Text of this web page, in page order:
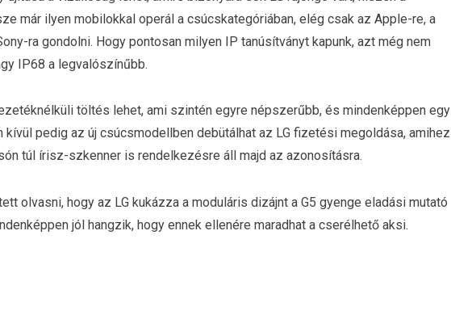
már ilyen mobilokkal operál a csúcskategóriában, elég csak az Apple-re, a
ra gondolni. Hogy pontosan milyen IP tanúsítványt kapunk, azt még nem
IP68 a legvalószínűbb.
töltés lehet, ami szintén egyre népszerűbb, és mindenképpen egy
kívül pedig az új csúcsmodellben debütálhat az LG fizetési megoldása, amihez
túl írisz-szkenner is rendelkezésre áll majd az azonosításra.
olvasni, hogy az LG kukázza a moduláris dizájnt a G5 gyenge eladási mutató
jól hangzik, hogy ennek ellenére maradhat a cserélhető aksi.